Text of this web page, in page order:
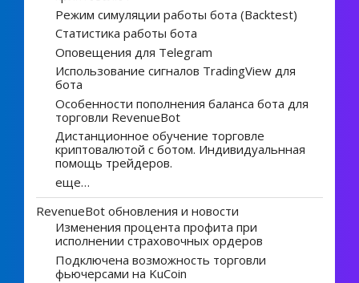
Режим симуляции работы бота (Backtest)
Статистика работы бота
Оповещения для Telegram
Использование сигналов TradingView для
бота
Особенности пополнения баланса бота для
торговли RevenueBot
Дистанционное обучение торговле
криптовалютой с ботом. Индивидуальнная
помощь трейдеров.
еще…
RevenueBot обновления и новости
Изменения процента профита при
исполнении страховочных ордеров
Подключена возможность торговли
фьючерсами на KuCoin